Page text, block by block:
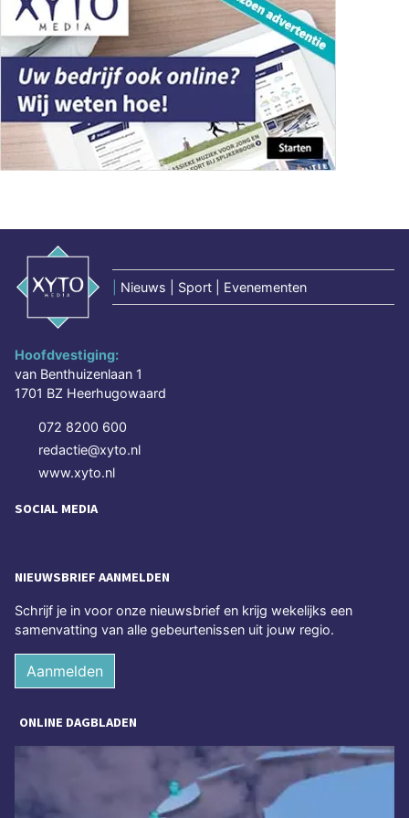
Nieuws | Sport | Evenementen
Hoofdvestiging:
van Benthuizenlaan 1
1701 BZ Heerhugowaard
072 8200 600
redactie@xyto.nl
www.xyto.nl
SOCIAL MEDIA
NIEUWSBRIEF AANMELDEN
Schrijf je in voor onze nieuwsbrief en krijg wekelijks een
samenvatting van alle gebeurtenissen uit jouw regio.
Aanmelden
ONLINE DAGBLADEN